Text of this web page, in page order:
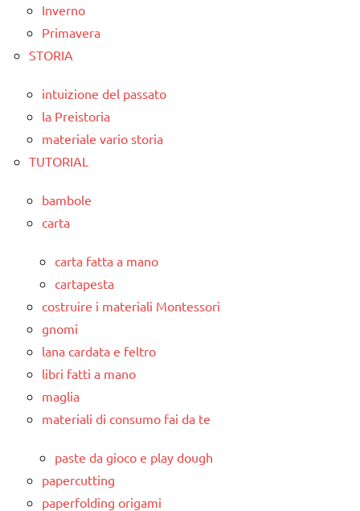
Inverno
Primavera
STORIA
intuizione del passato
la Preistoria
materiale vario storia
TUTORIAL
bambole
carta
carta fatta a mano
cartapesta
costruire i materiali Montessori
gnomi
lana cardata e feltro
libri fatti a mano
maglia
materiali di consumo fai da te
paste da gioco e play dough
papercutting
paperfolding origami